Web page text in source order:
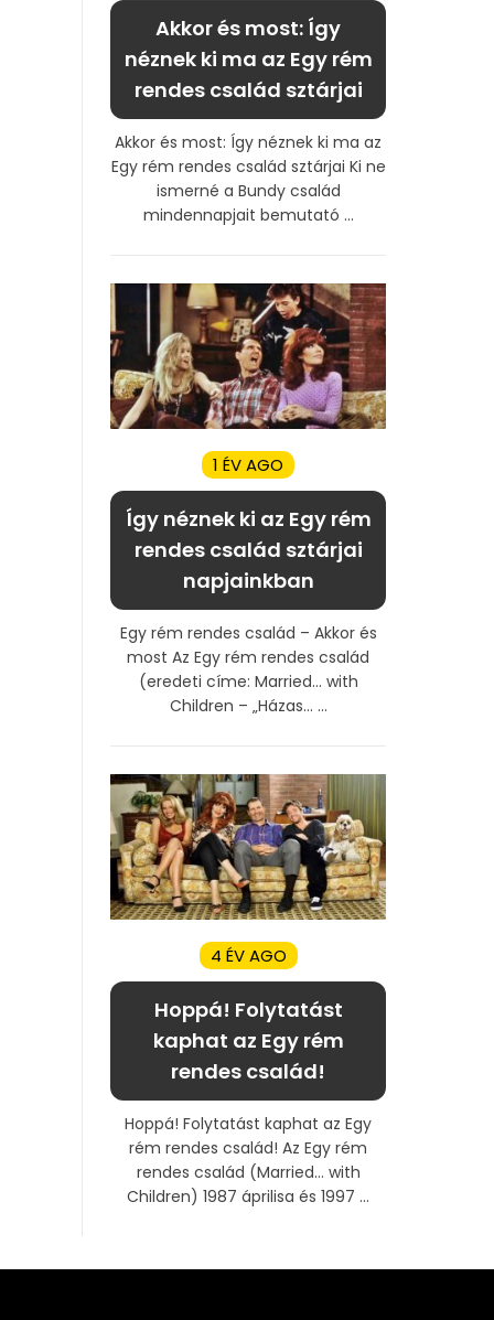
Akkor és most: Így
néznek ki ma az Egy rém
rendes család sztárjai
Akkor és most: Így néznek ki ma az
Egy rém rendes család sztárjai Ki ne
ismerné a Bundy család
mindennapjait bemutató ...
1 ÉV AGO
Így néznek ki az Egy rém
rendes család sztárjai
napjainkban
Egy rém rendes család – Akkor és
most Az Egy rém rendes család
(eredeti címe: Married… with
Children – „Házas… ...
4 ÉV AGO
Hoppá! Folytatást
kaphat az Egy rém
rendes család!
Hoppá! Folytatást kaphat az Egy
rém rendes család! Az Egy rém
rendes család (Married… with
Children) 1987 áprilisa és 1997 ...